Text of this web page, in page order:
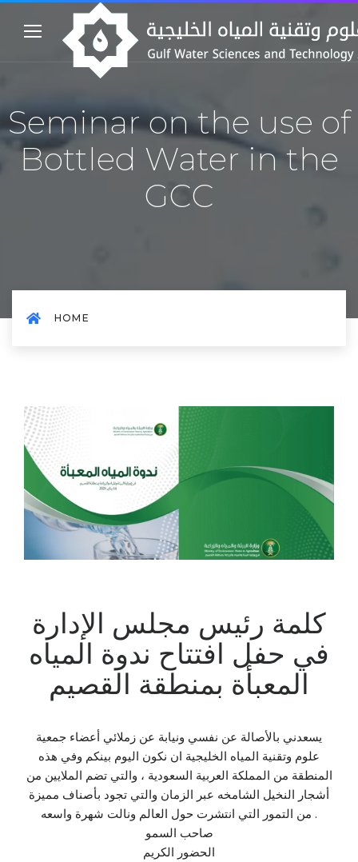
Seminar on the use of
Bottled Water in the
GCC
HOME
كلمة رئيس مجلس الإدارة
في حفل افتتاح ندوة المياه
المعبأة بمنطقة القصيم
يسعدني بالأصالة عن نفسي ونيابة عن زملائي أعضاء جمعية
علوم وتقنية المياه الخليجية ان نكون اليوم بينكم وفي هذه
المنطقة من المملكة العربية السعودية ، والتي تضم الملايين من
أشجار النخيل الشامخه عبر الزمان والتي تجود بأصناف مميزة
من التمور التي انتشرت حول العالم ونالت شهرة واسعه .
صاحب السمو
الحضور الكريم